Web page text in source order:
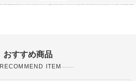
おすすめ商品
RECOMMEND ITEM